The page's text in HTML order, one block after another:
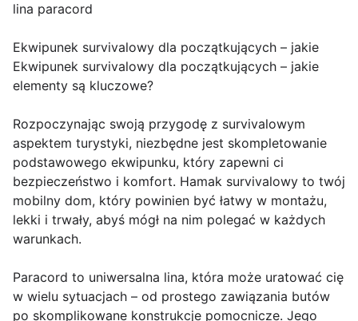
lina paracord
Ekwipunek survivalowy dla początkujących – jakie
Ekwipunek survivalowy dla początkujących – jakie
elementy są kluczowe?
Rozpoczynając swoją przygodę z survivalowym
aspektem turystyki, niezbędne jest skompletowanie
podstawowego ekwipunku, który zapewni ci
bezpieczeństwo i komfort. Hamak survivalowy to twój
mobilny dom, który powinien być łatwy w montażu,
lekki i trwały, abyś mógł na nim polegać w każdych
warunkach.
Paracord to uniwersalna lina, która może uratować cię
w wielu sytuacjach – od prostego zawiązania butów
po skomplikowane konstrukcje pomocnicze. Jego